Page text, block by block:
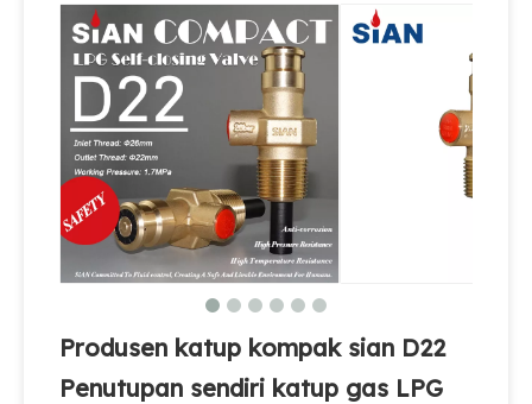
Produsen katup kompak sian D22
Penutupan sendiri katup gas LPG